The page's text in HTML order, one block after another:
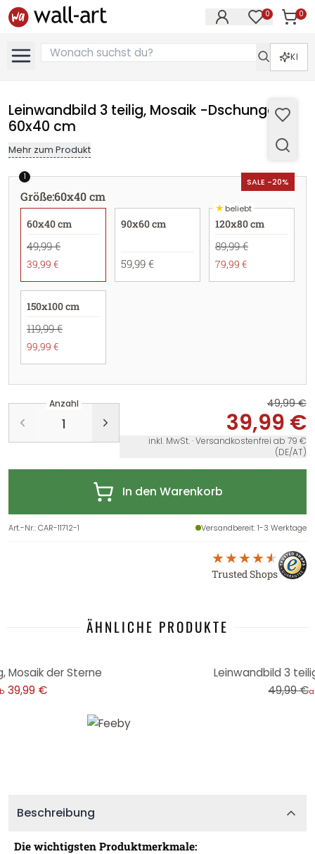
0 0
KI
Leinwandbild 3 teilig, Mosaik -Dschungel -
60x40 cm
Mehr zum Produkt
SALE -20%
1
Größe:60x40 cm
60x40 cm
49,99 €
39,99 €
90x60 cm
59,99 €
★beliebt
120x80 cm
89,99 €
79,99 €
150x100 cm
119,99 €
99,99 €
Anzahl 49,99 €
39,99 €
inkl. MwSt. · Versandkostenfrei ab 79 €
(DE/AT)
In den Warenkorb
Art.-Nr.:CAR-11712-1 Versandbereit: 1-3 Werktage
Trusted Shops
ÄHNLICHE PRODUKTE
Mosaik der Sterne
39,99 €
Leinwandbild 3
49,99 €
Beschreibung
Die wichtigsten Produktmerkmale: